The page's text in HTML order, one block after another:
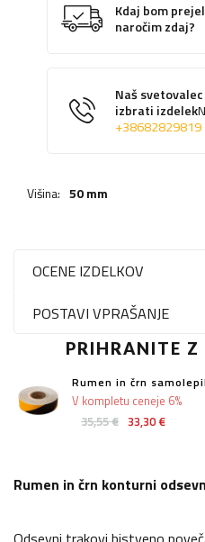
Kdaj bom
naročim zdaj?
Naš
izbrati izdelek
+38682829819
Višina: 50 mm
OCENE IZDELKOV
POSTAVI VPRAŠANJE
PRIHRANITE Z
Rumen in črn
35,55 € 33,30 €
V kompletu ceneje 6%
Rumen in črn konturni